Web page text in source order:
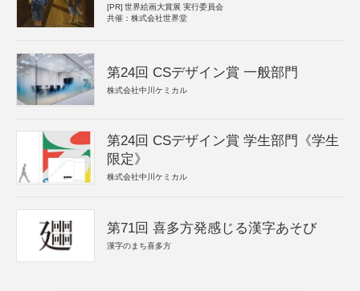
[PR] 世界絵画大賞展 実行委員会
共催：株式会社世界堂
第24回 CSデザイン賞 一般部門
株式会社中川ケミカル
第24回 CSデザイン賞 学生部門《学生
限定》
株式会社中川ケミカル
第71回 喜多方発感じる漢字あそび
漢字のまち喜多方